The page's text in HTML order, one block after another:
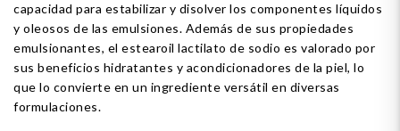
capacidad para estabilizar y disolver los componentes líquidos
y oleosos de las emulsiones. Además de sus propiedades
emulsionantes, el estearoil lactilato de sodio es valorado por
sus beneficios hidratantes y acondicionadores de la piel, lo
que lo convierte en un ingrediente versátil en diversas
formulaciones.